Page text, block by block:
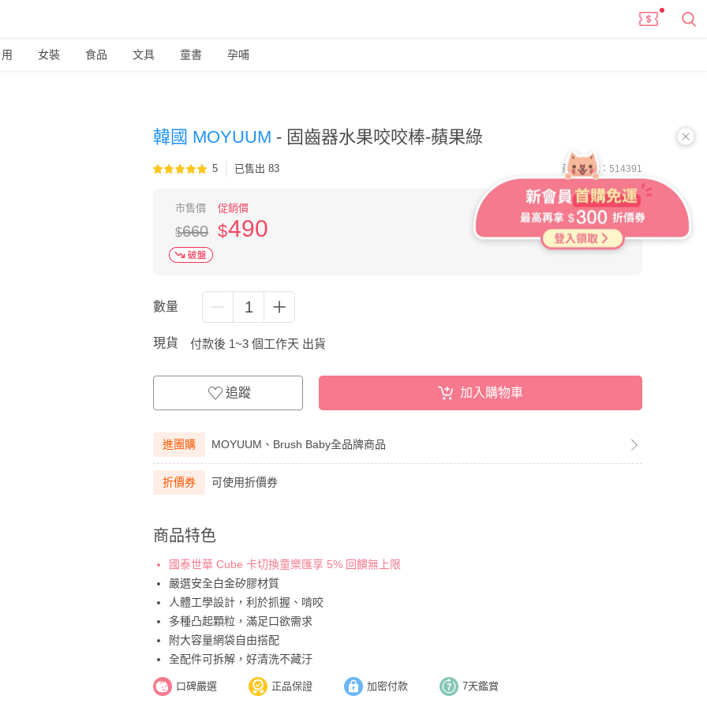
女裝 食品 文具 童書 孕哺
韓國 MOYUUM - 固齒器水果咬咬棒-蘋果綠
5 已售出 83 商品編號：514391
市售價
$660
促銷價
$490
數量 1
現貨 付款後 1~3 個工作天 出貨
追蹤 加入購物車
進團購 MOYUUM、Brush Baby全品牌商品
折價券 可使用折價券
商品特色
國泰世華 Cube 卡切換童樂匯享 5% 回饋無上限
嚴選安全白金矽膠材質
人體工學設計，利於抓握、啃咬
多種凸起顆粒，滿足口欲需求
附大容量網袋自由搭配
全配件可拆解，好清洗不藏汙
口碑嚴選 正品保證 加密付款 7天鑑賞